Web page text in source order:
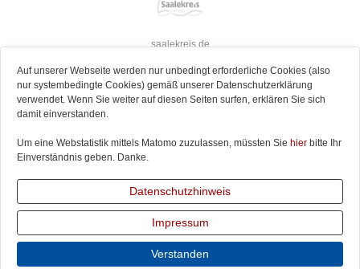
Auf unserer Webseite werden nur unbedingt erforderliche Cookies (also
nur systembedingte Cookies) gemäß unserer Datenschutzerklärung
verwendet. Wenn Sie weiter auf diesen Seiten surfen, erklären Sie sich
damit einverstanden.
Um eine Webstatistik mittels Matomo zuzulassen, müssten Sie hier bitte Ihr
Einverständnis geben. Danke.
Datenschutzhinweis
Impressum
Verstanden
saalekreis.de
jakobusweg-sachsen-anhalt.de